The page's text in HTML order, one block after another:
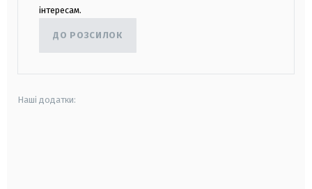
інтересам.
ДО РОЗСИЛОК
Наші додатки: